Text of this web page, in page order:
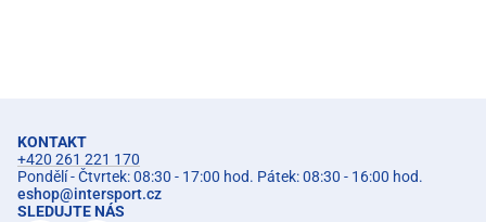
KONTAKT
+420 261 221 170
Pondělí - Čtvrtek: 08:30 - 17:00 hod. Pátek: 08:30 - 16:00 hod.
eshop@intersport.cz
SLEDUJTE NÁS